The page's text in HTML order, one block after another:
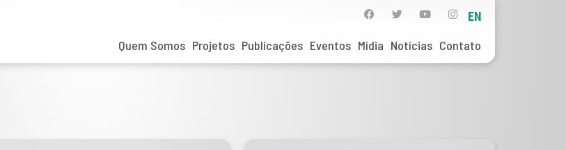
Quem Somos Projetos Publicações Eventos Mídia Notícias Contato
EN